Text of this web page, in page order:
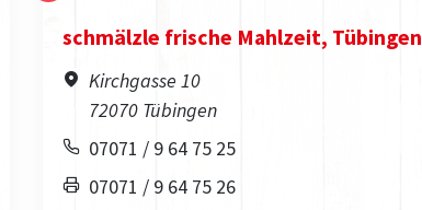
schmälzle frische Mahlzeit, Tübingen
Kirchgasse 10
72070 Tübingen
07071 / 9 64 75 25
07071 / 9 64 75 26